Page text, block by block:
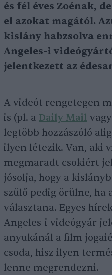
és fél éves Zoénak,
el azokat magától.
kislány habzsolva
Angeles-i
jelentkezett az
A videót rengetegen
is (pl. a Daily Mail
legtöbb hozzászóló
ilyen létezik. Van, aki
megmaradt csokiért
jósolja, hogy a
szülő pedig örülne, ha
választana. Egyes
Angeles-i videógyár
anyukánál a film
csoda, hisz ilyen
lenne megrendezni.